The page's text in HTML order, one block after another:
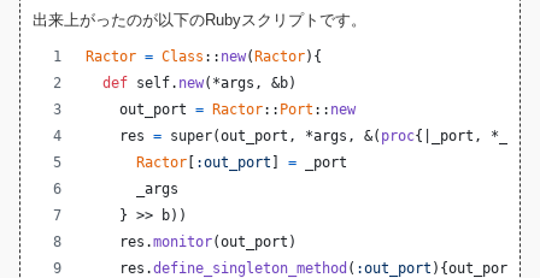
出来上がったのが以下のRubyスクリプトです。
Ractor = Class :: new(Ractor) {
def self. new( *args , &b)
out_port = Ractor:: Port :: new
res = super(out_port , *args , &( proc{ _port , * _args
Ractor [ :out_port ] =
_port
_args
} >> b) )
res .monitor(out_port )
res .define_singleton_method ( :out_port ) {out_port
}